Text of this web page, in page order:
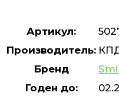
Артикул:
Производитель:
Бренд
Годен до: